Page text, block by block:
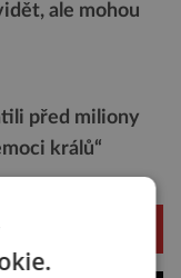
ale mohou
před miliony
králů“